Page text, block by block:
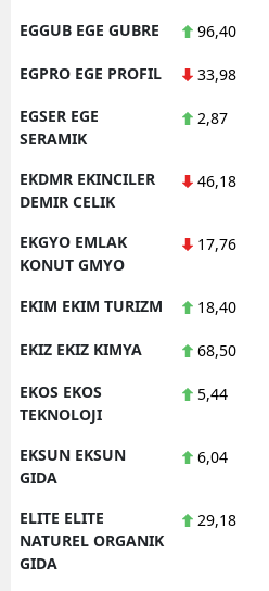
EGGUB EGE GUBRE 96,40
EGPRO EGE PROFIL 33,98
EGSER EGE
SERAMIK
2,87
EKDMR EKINCILER
DEMIR CELIK
46,18
EKGYO EMLAK
KONUT GMYO
17,76
EKIM EKIM TURIZM 18,40
EKIZ EKIZ KIMYA 68,50
EKOS EKOS
TEKNOLOJI
5,44
EKSUN EKSUN
GIDA
6,04
ELITE ELITE
NATUREL ORGANIK
GIDA
29,18